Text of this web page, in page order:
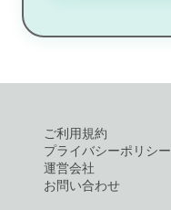
ご利用規約
プライバシーポリシー
運営会社
お問い合わせ